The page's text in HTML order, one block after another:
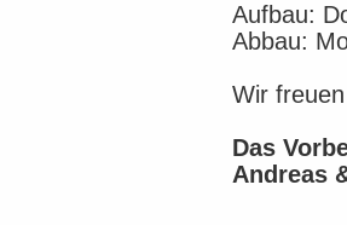
Aufbau:
Abbau:
Wir
Das
Andreas